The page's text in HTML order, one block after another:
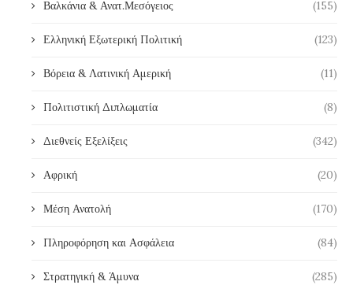
Βαλκάνια & Ανατ.Μεσόγειος (155)
Ελληνική Εξωτερική Πολιτική (123)
Βόρεια & Λατινική Αμερική (11)
Πολιτιστική Διπλωματία (8)
Διεθνείς Εξελίξεις (342)
Αφρική (20)
Μέση Ανατολή (170)
Πληροφόρηση και Ασφάλεια (84)
Στρατηγική & Άμυνα (285)